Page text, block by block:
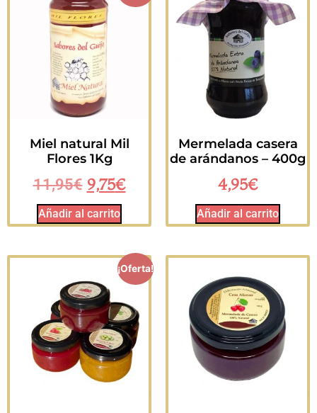
Miel natural Mil
Flores 1Kg
11,95€ 9,75€
Añadir al carrito
Mermelada casera
de arándanos – 400g
4,95€
Añadir al carrito
¡Oferta!